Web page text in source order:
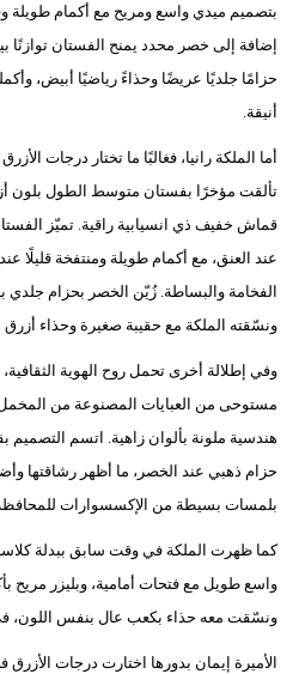
إضافة إلى خصر محدد يمنح الفستان توازنًا
حزامًا جلديًا عريضًا وحذاءً رياضيًا أبيض،
أنيقة.
أما الملكة رانيا، فغالبًا ما تختار درجات
تألقت مؤخرًا بفستان متوسط الطول بلون
قماش خفيف ذي انسيابية راقية. تميّز
عند العنق، مع أكمام طويلة ومنتفخة قليلًا
الفخامة والبساطة. زُيّن الخصر بحزام جلدي
ونسّقته الملكة مع حقيبة صغيرة وحذاء
وفي إطلالة أخرى تحمل روح الهوية
مستوحى من العبايات المصنوعة من المخمل
هندسية ملونة بألوان زاهية. اتسم
حزام ذهبي عند الخصر، ما أظهر رشاقتها
بلمسات بسيطة من الإكسسوارات
كما ظهرت الملكة في وقت سابق ببدلة
واسع طويل مع فتحات أمامية، وبليزر مريح
ونسّقت معه حذاء بكعب عال بنفس اللون، في
الأميرة إيمان بدورها اختارت درجات